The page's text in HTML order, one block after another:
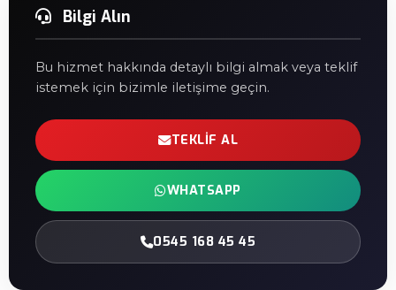
Bilgi Alın
Bu hizmet hakkında detaylı bilgi almak veya teklif
istemek için bizimle iletişime geçin.
TEKLIF AL
WHATSAPP
0545 168 45 45